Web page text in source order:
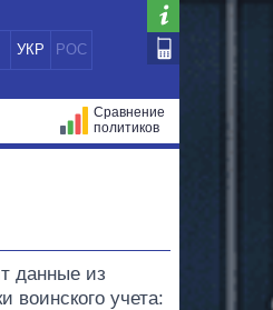
УКР РОС
Сравнение
политиков
данные из
воинского учета: